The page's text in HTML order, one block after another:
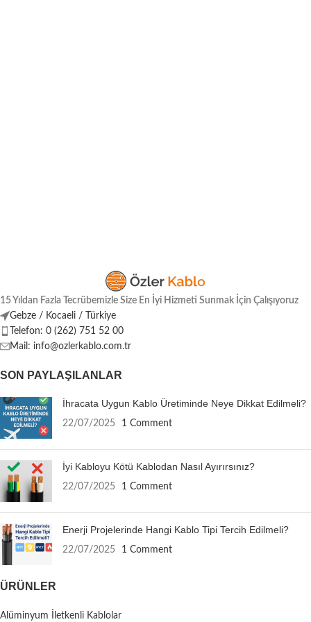
15 Yıldan Fazla Tecrübemizle Size En İyi Hizmeti Sunmak İçin Çalışıyoruz
Gebze / Kocaeli / Türkiye
Telefon: 0 (262) 751 52 00
Mail: info@ozlerkablo.com.tr
SON PAYLAŞILANLAR
İhracata Uygun Kablo Üretiminde Neye Dikkat Edilmeli?
22/07/2025 1 Comment
İyi Kabloyu Kötü Kablodan Nasıl Ayırırsınız?
22/07/2025 1 Comment
Enerji Projelerinde Hangi Kablo Tipi Tercih Edilmeli?
22/07/2025 1 Comment
ÜRÜNLER
Alüminyum İletkenli Kablolar